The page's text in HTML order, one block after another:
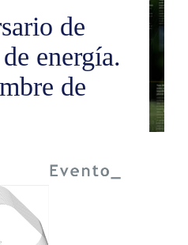
de
energía.
de